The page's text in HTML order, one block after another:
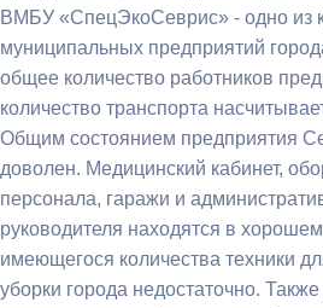
ВМБУ «СпецЭкоСеврис» - одно из
муниципальных предприятий
общее количество работников
количество транспорта
Общим состоянием предприятия
доволен. Медицинский кабинет,
персонала, гаражи и
руководителя находятся в
имеющегося количества техники
уборки города недостаточно.